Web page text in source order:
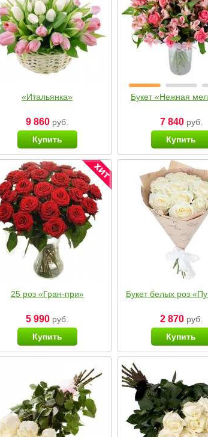
«Итальянка»
9 860 руб.
Купить
Букет «Нежная
7 840руб.
Купить
25 роз «Гран-при»
5 990 руб.
Купить
Букет белых роз
2 870руб.
Купить